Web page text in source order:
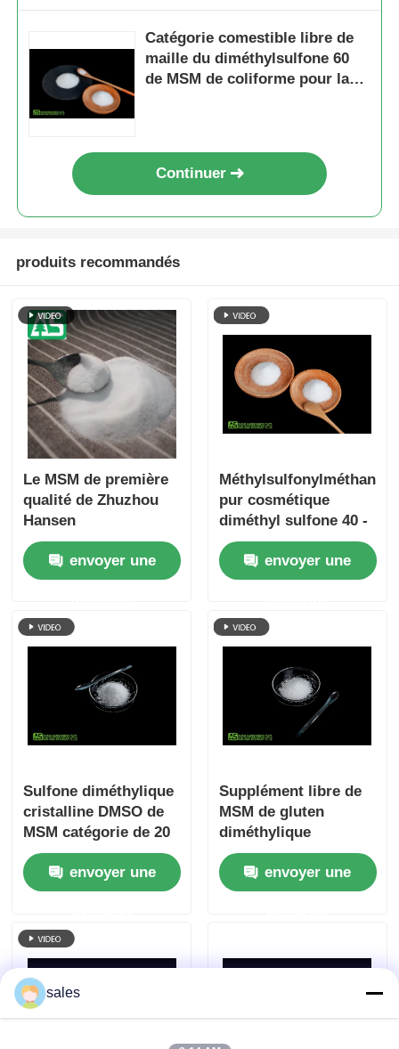
Catégorie comestible libre de
maille du diméthylsulfone 60
de MSM de coliforme pour la
Continuer
produits recommandés
Le MSM de première
qualité de Zhuzhou
Hansen
envoyer une
Méthylsulfonylméthane
pur cosmétique
diméthyl sulfone 40 -
80 mélamine de
maille libreenvoyer une
Sulfone diméthylique
cristalline DMSO de
MSM catégorie de 20
- de 40 Mesh No
Sulfur Smell Food
envoyer une
Supplément libre de
MSM de gluten
diméthylique
cristallin blanc de
sulfone pour des
humains
envoyer une
sales